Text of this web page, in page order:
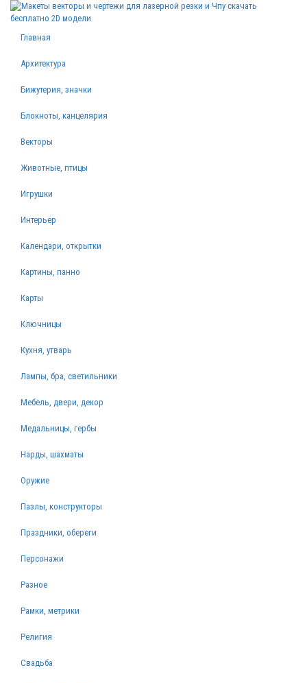
Главная
Архитектура
Бижутерия, значки
Блокноты, канцелярия
Векторы
Животные, птицы
Игрушки
Интерьер
Календари, открытки
Картины, панно
Карты
Ключницы
Кухня, утварь
Лампы, бра, светильники
Мебель, двери, декор
Медальницы, гербы
Нарды, шахматы
Оружие
Пазлы, конструкторы
Праздники, обереги
Персонажи
Разное
Рамки, метрики
Религия
Свадьба